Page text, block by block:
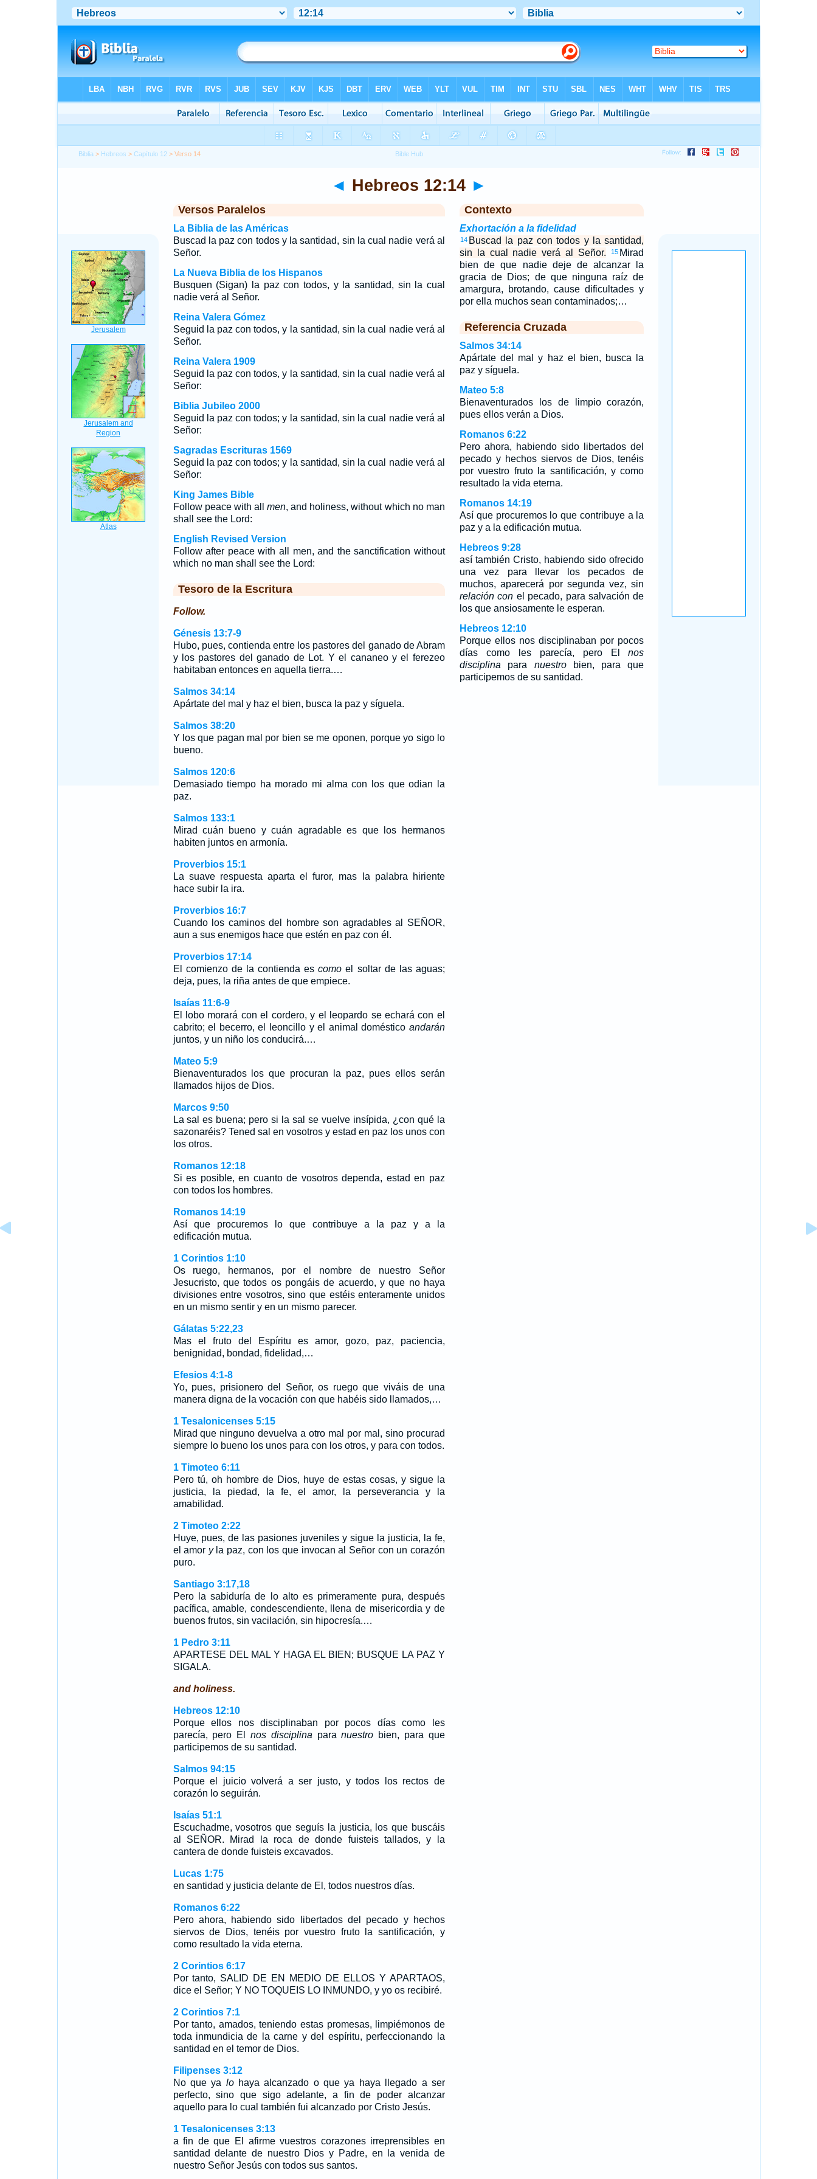
Biblia > Hebreos >Capítulo 12 > Verso 14
◄ Hebreos 12:14 ►
Versos Paralelos
La Biblia de las Américas
Buscad la paz con todos y la santidad, sin la cual nadie verá al
Señor.
La Nueva Biblia de los Hispanos
Busquen (Sigan) la paz con todos, y la santidad, sin la cual
nadie verá al Señor.
Reina Valera Gómez
Seguid la paz con todos, y la santidad, sin la cual nadie verá al
Señor.
Reina Valera 1909
Seguid la paz con todos, y la santidad, sin la cual nadie verá al
Señor:
Biblia Jubileo 2000
Seguid la paz con todos; y la santidad, sin la cual nadie verá al
Señor:
Sagradas Escrituras 1569
Seguid la paz con todos; y la santidad, sin la cual nadie verá al
Señor:
King James Bible
Follow peace with allmen, and holiness, without which no man
shall see the Lord:
English Revised Version
Follow after peace with all men, and the sanctification without
which no man shall see the Lord:
Tesoro de la Escritura
Follow.
Génesis 13:7-9
Hubo, pues, contienda entre los pastores del ganado de Abram
y los pastores del ganado de Lot. Y el cananeo y el ferezeo
habitaban entonces en aquella tierra.…
Salmos 34:14
Apártate del mal y haz el bien, busca la paz y síguela.
Salmos 38:20
Y los que pagan mal por bien se me oponen, porque yo sigo lo
bueno.
Salmos 120:6
Demasiado tiempo ha morado mi alma con los que odian la
paz.
Salmos 133:1
Mirad cuán bueno y cuán agradable es que los hermanos
habiten juntos en armonía.
Proverbios 15:1
La suave respuesta aparta el furor, mas la palabra hiriente
hace subir la ira.
Proverbios 16:7
Cuando los caminos del hombre son agradables al SEÑOR,
aun a sus enemigos hace que estén en paz con él.
Proverbios 17:14
El comienzo de la contienda escomo el soltar de las aguas;
deja, pues, la riña antes de que empiece.
Isaías 11:6-9
El lobo morará con el cordero, y el leopardo se echará con el
cabrito; el becerro, el leoncillo y el animal doméstico andarán
juntos, y un niño los conducirá.…
Mateo 5:9
Bienaventurados los que procuran la paz, pues ellos serán
llamados hijos de Dios.
Marcos 9:50
La sal es buena; pero si la sal se vuelve insípida, ¿con qué la
sazonaréis? Tened sal en vosotros y estad en paz los unos con
los otros.
Romanos 12:18
Si es posible, en cuanto de vosotros dependa, estad en paz
con todos los hombres.
Romanos 14:19
Así que procuremos lo que contribuye a la paz y a la
edificación mutua.
1 Corintios 1:10
Os ruego, hermanos, por el nombre de nuestro Señor
Jesucristo, que todos os pongáis de acuerdo, y que no haya
divisiones entre vosotros, sino que estéis enteramente unidos
en un mismo sentir y en un mismo parecer.
Gálatas 5:22,23
Mas el fruto del Espíritu es amor, gozo, paz, paciencia,
benignidad, bondad, fidelidad,…
Efesios 4:1-8
Yo, pues, prisionero del Señor, os ruego que viváis de una
manera digna de la vocación con que habéis sido llamados,…
1 Tesalonicenses 5:15
Mirad que ninguno devuelva a otro mal por mal, sino procurad
siempre lo bueno los unos para con los otros, y para con todos.
1 Timoteo 6:11
Pero tú, oh hombre de Dios, huye de estas cosas, y sigue la
justicia, la piedad, la fe, el amor, la perseverancia y la
amabilidad.
2 Timoteo 2:22
Huye, pues, de las pasiones juveniles y sigue la justicia, la fe,
el amor yla paz, con los que invocan al Señor con un corazón
puro.
Santiago 3:17,18
Pero la sabiduría de lo alto es primeramente pura, después
pacífica, amable, condescendiente, llena de misericordia y de
buenos frutos, sin vacilación, sin hipocresía.…
1 Pedro 3:11
APARTESE DEL MAL Y HAGA EL BIEN; BUSQUE LA PAZ Y
SIGALA.
and holiness.
Hebreos 12:10
Porque ellos nos disciplinaban por pocos días como les
parecía, pero El nos disciplina paranuestro bien, para que
participemos de su santidad.
Salmos 94:15
Porque el juicio volverá a ser justo, y todos los rectos de
corazón lo seguirán.
Isaías 51:1
Escuchadme, vosotros que seguís la justicia, los que buscáis
al SEÑOR. Mirad la roca de donde fuisteis tallados, y la
cantera de donde fuisteis excavados.
Lucas 1:75
en santidad y justicia delante de El, todos nuestros días.
Romanos 6:22
Pero ahora, habiendo sido libertados del pecado y hechos
siervos de Dios, tenéis por vuestro fruto la santificación, y
como resultado la vida eterna.
2 Corintios 6:17
Por tanto, SALID DE EN MEDIO DE ELLOS Y APARTAOS,
dice el Señor; Y NO TOQUEIS LO INMUNDO, y yo os recibiré.
2 Corintios 7:1
Por tanto, amados, teniendo estas promesas, limpiémonos de
toda inmundicia de la carne y del espíritu, perfeccionando la
santidad en el temor de Dios.
Filipenses 3:12
No que ya lohaya alcanzado o que ya haya llegado a ser
perfecto, sino que sigo adelante, a fin de poder alcanzar
aquello para lo cual también fui alcanzado por Cristo Jesús.
1 Tesalonicenses 3:13
a fin de que El afirme vuestros corazones irreprensibles en
santidad delante de nuestro Dios y Padre, en la venida de
nuestro Señor Jesús con todos sus santos.
Contexto
Exhortación a la fidelidad
14 Buscad la paz con todos y la santidad,
sin la cual nadie verá al Señor.
15 Mirad
bien de que nadie deje de alcanzar la
gracia de Dios; de que ninguna raíz de
amargura, brotando, cause dificultades y
por ella muchos sean contaminados;…
Referencia Cruzada
Salmos 34:14
Apártate del mal y haz el bien, busca la
paz y síguela.
Mateo 5:8
Bienaventurados los de limpio corazón,
pues ellos verán a Dios.
Romanos 6:22
Pero ahora, habiendo sido libertados del
pecado y hechos siervos de Dios, tenéis
por vuestro fruto la santificación, y como
resultado la vida eterna.
Romanos 14:19
Así que procuremos lo que contribuye a la
paz y a la edificación mutua.
Hebreos 9:28
así también Cristo, habiendo sido ofrecido
una vez para llevar los pecados de
muchos, aparecerá por segunda vez, sin
relación con el pecado, para salvación de
los que ansiosamente le esperan.
Hebreos 12:10
Porque ellos nos disciplinaban por pocos
días como les parecía, pero Elnos
disciplina para nuestrobien, para que
participemos de su santidad.